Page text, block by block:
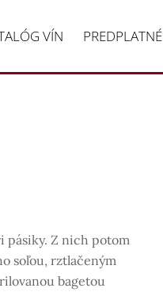
VÍN PREDPLATNÉ
pásiky. Z nich potom
soľou, rztlačeným
bagetou